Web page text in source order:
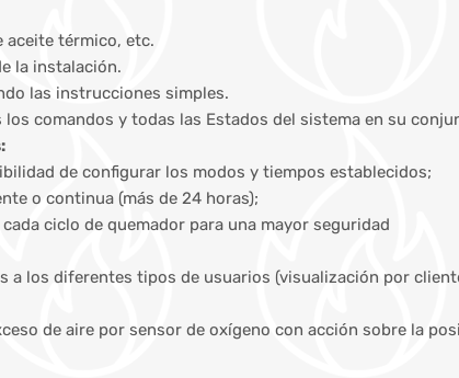
aceite térmico, etc.
la instalación.
las instrucciones simples.
comandos y todas las Estados del sistema en su
de configurar los modos y tiempos establecidos;
o continua (más de 24 horas);
ciclo de quemador para una mayor seguridad
a los diferentes tipos de usuarios (visualización por
de aire por sensor de oxígeno con acción sobre la